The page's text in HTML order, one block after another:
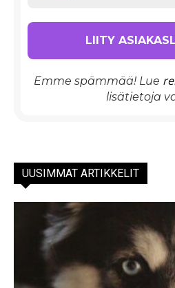
Emme spämmää! Lue
lisätietoja
UUSIMMAT ARTIKKELIT